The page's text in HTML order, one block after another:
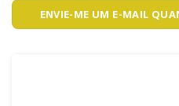
ENVIE-ME UM E-MAIL